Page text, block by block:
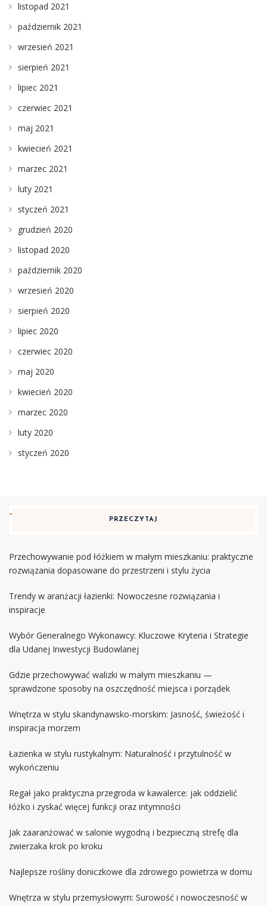
listopad 2021
październik 2021
wrzesień 2021
sierpień 2021
lipiec 2021
czerwiec 2021
maj 2021
kwiecień 2021
marzec 2021
luty 2021
styczeń 2021
grudzień 2020
listopad 2020
październik 2020
wrzesień 2020
sierpień 2020
lipiec 2020
czerwiec 2020
maj 2020
kwiecień 2020
marzec 2020
luty 2020
styczeń 2020
PRZECZYTAJ
Przechowywanie pod łóżkiem w małym mieszkaniu: praktyczne
rozwiązania dopasowane do przestrzeni i stylu życia
Trendy w aranżacji łazienki: Nowoczesne rozwiązania i
inspiracje
Wybór Generalnego Wykonawcy: Kluczowe Kryteria i Strategie
dla Udanej Inwestycji Budowlanej
Gdzie przechowywać walizki w małym mieszkaniu —
sprawdzone sposoby na oszczędność miejsca i porządek
Wnętrza w stylu skandynawsko-morskim: Jasność, świeżość i
inspiracja morzem
Łazienka w stylu rustykalnym: Naturalność i przytulność w
wykończeniu
Regał jako praktyczna przegroda w kawalerce: jak oddzielić
łóżko i zyskać więcej funkcji oraz intymności
Jak zaaranżować w salonie wygodną i bezpieczną strefę dla
zwierzaka krok po kroku
Najlepsze rośliny doniczkowe dla zdrowego powietrza w domu
Wnętrza w stylu przemysłowym: Surowość i nowoczesność w